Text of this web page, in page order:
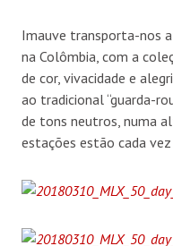
Imauve transporta-nos
na Colômbia, com a
de cor, vivacidade e
ao tradicional “guarda-
de tons neutros, numa
estações estão cada vez